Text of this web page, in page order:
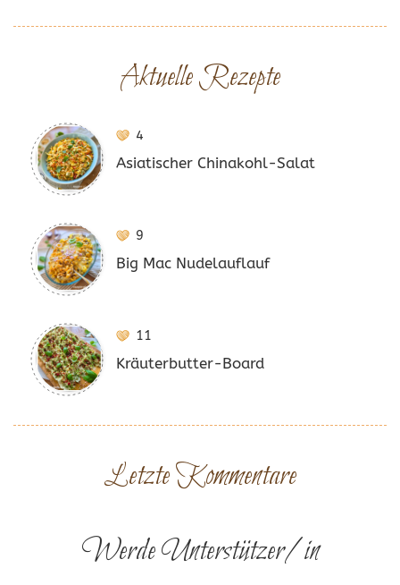
Aktuelle Rezepte
4
Asiatischer Chinakohl-Salat
9
Big Mac Nudelauflauf
11
Kräuterbutter-Board
Letzte Kommentare
Werde Unterstützer/in